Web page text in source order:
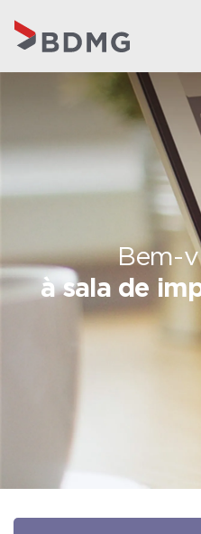
Bem-
à sala de